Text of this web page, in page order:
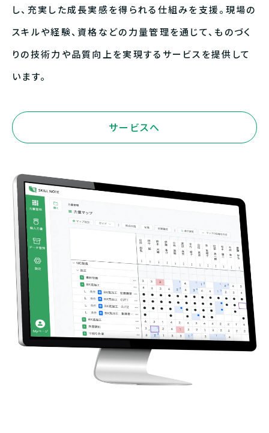
し、 充実した成長実感を得られる仕組みを支援。 現場の
スキルや経験、資格などの力量管理を通じて、 ものづく
りの技術力や品質向上を実現するサービスを提供して
います。
サービスへ